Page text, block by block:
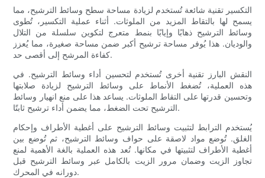
التكسير تقنية شائعة تُستخدم لزيادة مساحة سطح وسائط الترشيح، مما
يسمح لها بالتقاط المزيد من الملوثات. أثناء عملية التكسير، تُطوى
وسائط الترشيح ذهابًا وإيابًا بنمط متعرج لتكوين سلسلة من التلال
والوديان. هذا يُوفر مساحة ترشيح أكبر ضمن مساحة صغيرة، مما يُعزز
كفاءة المرشح إلى أقصى حد.
النقش البارز تقنية أخرى تُستخدم لتحسين أداء وسائط الترشيح. في
هذه العملية، تُضغط الأنماط على وسائط الترشيح لزيادة صلابتها
وتحسين قدرتها على التقاط الملوثات. يساعد هذا على منع انهيار وسائط
الترشيح تحت الضغط، مما يضمن أداء ترشيح ثابتًا.
يُستخدم الترابط لتثبيت وسائط الترشيح على أغطية الأطراف وإحكام
الغلق. تُوضع مواد لاصقة على حواف وسائط الترشيح، ثم تُوضع بين
أغطية الأطراف لتثبيتها في مكانها. تُعد هذه العملية بالغة الأهمية لمنع
تجاوز الزيت وضمان مرور الزيت بالكامل عبر وسائط الترشيح قبل
دورانه في المحرك.